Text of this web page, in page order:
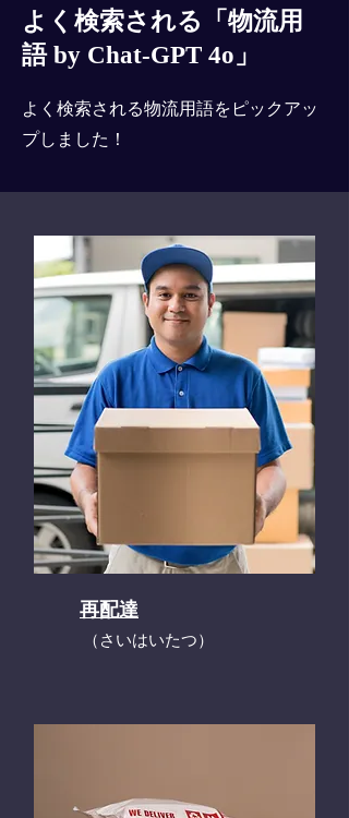
よく検索される「物流用
語 by Chat-GPT 4o」
よく検索される物流用語をピックアッ
プしました！
再配達
​（さいはいたつ）